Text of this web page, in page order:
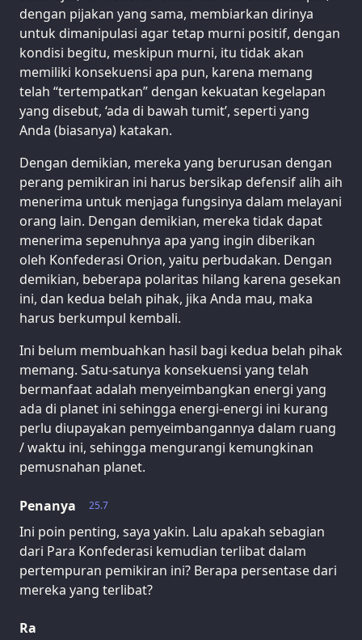
dengan pijakan yang sama, membiarkan dirinya
untuk dimanipulasi agar tetap murni positif, dengan
kondisi begitu, meskipun murni, itu tidak akan
memiliki konsekuensi apa pun, karena memang
telah “tertempatkan” dengan kekuatan kegelapan
yang disebut, ‘ada di bawah tumit’, seperti yang
Anda (biasanya) katakan.
Dengan demikian, mereka yang berurusan dengan
perang pemikiran ini harus bersikap defensif alih aih
menerima untuk menjaga fungsinya dalam melayani
orang lain. Dengan demikian, mereka tidak dapat
menerima sepenuhnya apa yang ingin diberikan
oleh Konfederasi Orion, yaitu perbudakan. Dengan
demikian, beberapa polaritas hilang karena gesekan
ini, dan kedua belah pihak, jika Anda mau, maka
harus berkumpul kembali.
Ini belum membuahkan hasil bagi kedua belah pihak
memang. Satu-satunya konsekuensi yang telah
bermanfaat adalah menyeimbangkan energi yang
ada di planet ini sehingga energi-energi ini kurang
perlu diupayakan pemyeimbangannya dalam ruang
/ waktu ini, sehingga mengurangi kemungkinan
pemusnahan planet.
25.7
Penanya
Ini poin penting, saya yakin. Lalu apakah sebagian
dari Para Konfederasi kemudian terlibat dalam
pertempuran pemikiran ini? Berapa persentase dari
mereka yang terlibat?
Ra